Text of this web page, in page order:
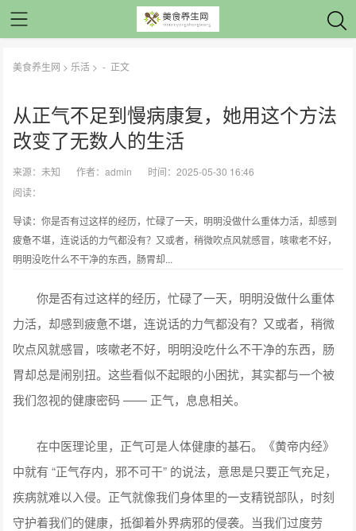
美食养生网 > 乐活 > - 正文
从正气不足到慢病康复，她用这个方法
改变了无数人的生活
来源：未知 作者：admin
时间：2025-05-30 16:46
阅读：
导读：你是否有过这样的经历，忙碌了一天，明明没做什么重体力活，却感到
疲惫不堪，连说话的力气都没有？又或者，稍微吹点风就感冒，咳嗽老不好，
明明没吃什么不干净的东西，肠胃却...
你是否有过这样的经历，忙碌了一天，明明没做什么重体
力活，却感到疲惫不堪，连说话的力气都没有？又或者，稍微
吹点风就感冒，咳嗽老不好，明明没吃什么不干净的东西，肠
胃却总是闹别扭。这些看似不起眼的小困扰，其实都与一个被
我们忽视的健康密码 —— 正气，息息相关。
在中医理论里，正气可是人体健康的基石。《黄帝内经》
中就有 “正气存内，邪不可干” 的说法，意思是只要正气充足，
疾病就难以入侵。正气就像我们身体里的一支精锐部队，时刻
守护着我们的健康，抵御着外界病邪的侵袭。当我们过度劳